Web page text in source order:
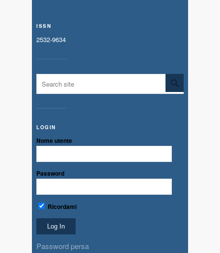
ISSN
2532-9634
LOGIN
Nome utente
Password
Ricordami
Password persa